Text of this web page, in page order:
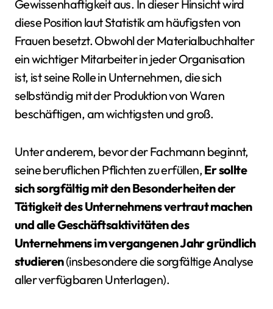
Gewissenhaftigkeit aus. In dieser Hinsicht wird
diese Position laut Statistik am häufigsten von
Frauen besetzt. Obwohl der Materialbuchhalter
ein wichtiger Mitarbeiter in jeder Organisation
ist, ist seine Rolle in Unternehmen, die sich
selbständig mit der Produktion von Waren
beschäftigen, am wichtigsten und groß.
Unter anderem, bevor der Fachmann beginnt,
seine beruflichen Pflichten zu erfüllen,Er sollte
sich sorgfältig mit den Besonderheiten der
Tätigkeit des Unternehmens vertraut machen
und alle Geschäftsaktivitäten des
Unternehmens im vergangenen Jahr gründlich
studieren(insbesondere die sorgfältige Analyse
aller verfügbaren Unterlagen).